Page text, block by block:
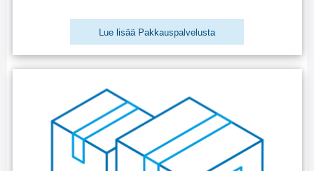
Lue lisää Pakkauspalvelusta